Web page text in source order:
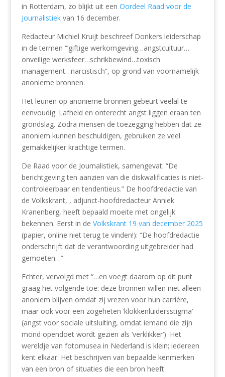
in Rotterdam, zo blijkt uit een Oordeel Raad voor de
Journalistiekvan 16 december.
Redacteur Michiel Kruijt beschreef Donkers leiderschap
in de termen “’giftige werkomgeving…angstcultuur…
onveilige werksfeer…schrikbewind…toxisch
management…narcistisch”, op grond van voornamelijk
anonieme bronnen.
Het leunen op anonieme bronnen gebeurt veelal te
eenvoudig. Lafheid en onterecht angst liggen eraan ten
grondslag. Zodra mensen de toezegging hebben dat ze
anoniem kunnen beschuldigen, gebruiken ze veel
gemakkelijker krachtige termen.
De Raad voor de Journalistiek, samengevat: “De
berichtgeving ten aanzien van die diskwalificaties is niet-
controleerbaar en tendentieus.” De hoofdredactie van
de Volkskrant, , adjunct-hoofdredacteur Anniek
Kranenberg, heeft bepaald moeite met ongelijk
bekennen. Eerst in de Volkskrant 19 van december 2025
(papier, online niet terug te vinden!): “De hoofdredactie
onderschrijft dat de verantwoording uitgebreider had
gemoeten…”
Echter, vervolgd met “…en voegt daarom op dit punt
graag het volgende toe: deze bronnen willen niet alleen
anoniem blijven omdat zij vrezen voor hun carrière,
maar ook voor een zogeheten ‘klokkenluidersstigma’
(angst voor sociale uitsluiting, omdat iemand die zijn
mond opendoet wordt gezien als ‘verklikker’). Het
wereldje van fotomusea in Nederland is klein; iedereen
kent elkaar. Het beschrijven van bepaalde kenmerken
van een bron of situaties die een bron heeft